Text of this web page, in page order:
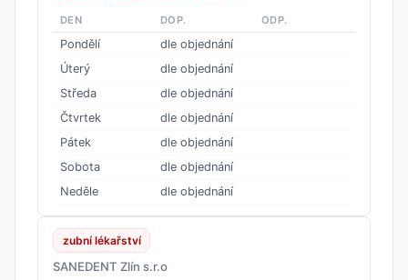
DEN DOP. ODP.
Pondělí
dle objednání
Úterý
dle objednání
Středa
dle objednání
Čtvrtek
dle objednání
Pátek
dle objednání
Sobota
dle objednání
Neděle
dle objednání
zubní lékařství
SANEDENT Zlín s.r.o